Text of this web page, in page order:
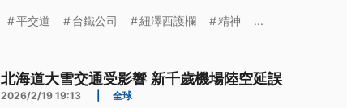
平交道 台鐵公司 紐澤西護欄 精神 ...
北海道大雪交通受影響 新千歲機場陸空延誤
2026/2/19 19:13 全球